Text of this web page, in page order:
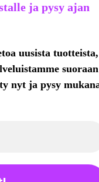
ja pysy ajan
uusista tuotteista,
suoraan
nyt ja pysy